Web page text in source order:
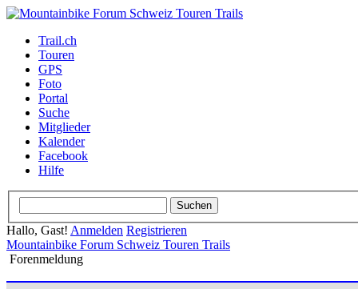
Trail.ch
Touren
GPS
Foto
Portal
Suche
Mitglieder
Kalender
Facebook
Hilfe
Hallo, Gast! Anmelden Registrieren
Mountainbike Forum Schweiz Touren Trails
Forenmeldung